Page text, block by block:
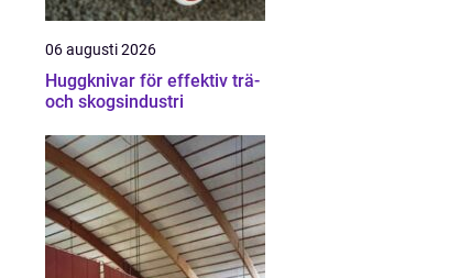
06 augusti 2026
Huggknivar för effektiv trä-
och skogsindustri